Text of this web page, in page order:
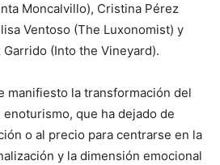
Moncalvillo), Cristina Pérez
Ventoso (The Luxonomist) y
(Into the Vineyard).
manifiesto la transformación del
que ha dejado de
o al precio para centrarse en la
y la dimensión emocional